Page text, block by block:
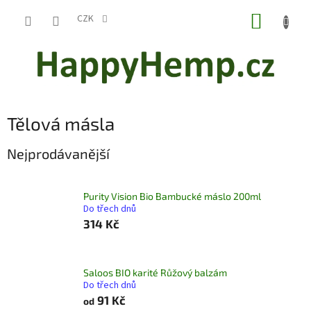
CZK
Tělová másla
Nejprodávanější
Purity Vision Bio Bambucké máslo 200ml
Do třech dnů
314 Kč
Saloos BIO karité Růžový balzám
Do třech dnů
od 91 Kč